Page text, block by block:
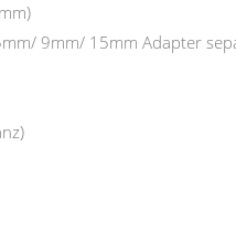
9mm/ 15mm Adapter